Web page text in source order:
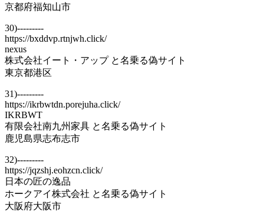
京都府福知山市
30)---------
https://bxddvp.rtnjwh.click/
nexus
株式会社イート・アップ と名乗る偽サイト
東京都港区
31)---------
https://ikrbwtdn.porejuha.click/
IKRBWT
有限会社南九州家具 と名乗る偽サイト
鹿児島県志布志市
32)---------
https://jqzshj.eohzcn.click/
日本の匠の逸品
ホークアイ株式会社 と名乗る偽サイト
大阪府大阪市